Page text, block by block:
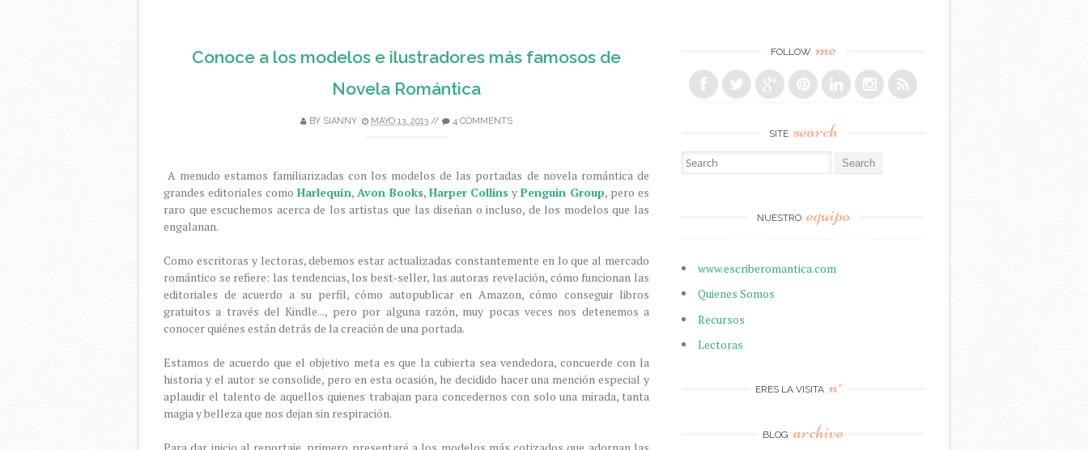
Conoce a los modelos e ilustradores más famosos de
Novela Romántica
BY SIANNY MAYO 13, 2013 // 4 COMMENTS
A menudo estamos familiarizadas con los modelos de las portadas de novela romántica de
grandes editoriales como Harlequín, Avon Books, Harper Collins yPenguin Group, pero es
raro que escuchemos acerca de los artistas que las diseñan o incluso, de los modelos que las
engalanan.
Como escritoras y lectoras, debemos estar actualizadas constantemente en lo que al mercado
romántico se refiere: las tendencias, los best-seller, las autoras revelación, cómo funcionan las
editoriales de acuerdo a su perfil, cómo autopublicar en Amazon, cómo conseguir libros
gratuitos a través del Kindle..., pero por alguna razón, muy pocas veces nos detenemos a
conocer quiénes están detrás de la creación de una portada.
Estamos de acuerdo que el objetivo meta es que la cubierta sea vendedora, concuerde con la
historia y el autor se consolide, pero en esta ocasión, he decidido hacer una mención especial y
aplaudir el talento de aquellos quienes trabajan para concedernos con solo una mirada, tanta
magia y belleza que nos dejan sin respiración.
FOLLOW me
SITE search
Search for:
NUESTRO equipo
www.escriberomantica.com
Quienes Somos
Recursos
Lectoras
ERES LA VISITA n°
BLOG archive